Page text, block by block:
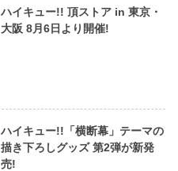
ハイキュー!! 頂ストア in 東京・
大阪 8月6日より開催!
ハイキュー!!「横断幕」テーマの
描き下ろしグッズ 第2弾が新発
売!